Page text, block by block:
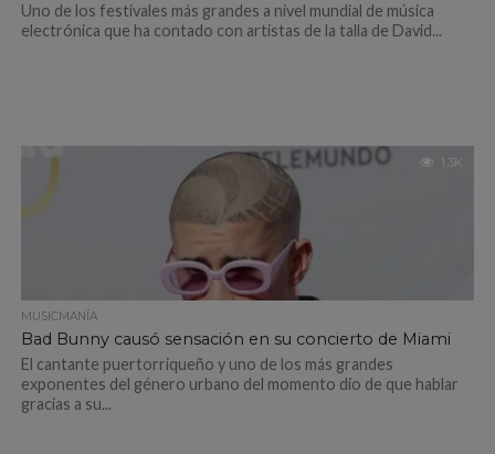
Uno de los festivales más grandes a nivel mundial de música
electrónica que ha contado con artistas de la talla de David...
1.3K
MUSICMANÍA
Bad Bunny causó sensación en su concierto de Miami
El cantante puertorriqueño y uno de los más grandes
exponentes del género urbano del momento dio de que hablar
gracias a su...